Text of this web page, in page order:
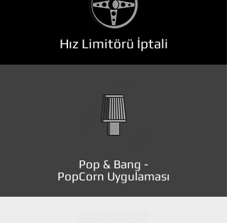
Hız Limitörü İptali
Pop & Bang -
PopCorn Uygulaması